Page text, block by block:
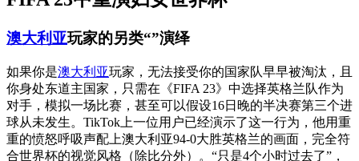
澳大利亚玩家的另类“”演绎
如果你是澳大利亚玩家，无法接受你的国家队早早被淘汰，且
你身处东道主国家，只需在《FIFA 23》中选择英格兰队作为
对手，模拟一场比赛，甚至可以假设16日晚的半决赛第三个进
球从未发生。TikTok上一位用户已经演示了这一行为，他用重
重的愤怒呼吸声配上澳大利亚94-0大胜英格兰的画面，完全符
合世界杯的视觉风格（除比分外）。“只是4个小时过去了”，